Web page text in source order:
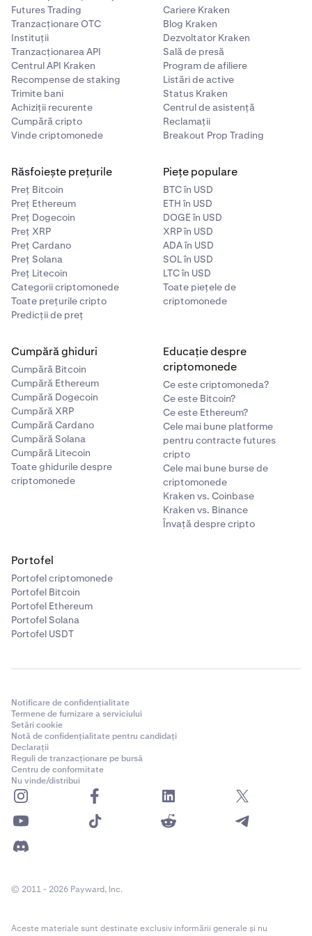
Futures Trading
Tranzacționare OTC
Instituții
Tranzacționarea API
Centrul API Kraken
Recompense de staking
Trimite bani
Achiziții recurente
Cumpără cripto
Vinde criptomonede
Cariere Kraken
Blog Kraken
Dezvoltator Kraken
Sală de presă
Program de afiliere
Listări de active
Status Kraken
Centrul de asistență
Reclamații
Breakout Prop Trading
Răsfoiește prețurile
Preț Bitcoin
Preț Ethereum
Preț Dogecoin
Preț XRP
Preț Cardano
Preț Solana
Preț Litecoin
Categorii criptomonede
Toate prețurile cripto
Predicții de preț
Piețe populare
BTC în USD
ETH în USD
DOGE în USD
XRP în USD
ADA în USD
SOL în USD
LTC în USD
Toate piețele de
criptomonede
Cumpără ghiduri
Cumpără Bitcoin
Cumpără Ethereum
Cumpără Dogecoin
Cumpără XRP
Cumpără Cardano
Cumpără Solana
Cumpără Litecoin
Toate ghidurile despre
criptomonede
Educație despre
criptomonede
Ce este criptomoneda?
Ce este Bitcoin?
Ce este Ethereum?
Cele mai bune platforme
pentru contracte futures
cripto
Cele mai bune burse de
criptomonede
Kraken vs. Coinbase
Kraken vs. Binance
Învață despre cripto
Portofel
Portofel criptomonede
Portofel Bitcoin
Portofel Ethereum
Portofel Solana
Portofel USDT
Notificare de confidențialitate
Termene de furnizare a serviciului
Setări cookie
Notă de confidențialitate pentru candidați
Declarații
Reguli de tranzacționare pe bursă
Centru de conformitate
Nu vinde/distribui
© 2011 - 2026 Payward, Inc.
Aceste materiale sunt destinate exclusiv informării generale și nu